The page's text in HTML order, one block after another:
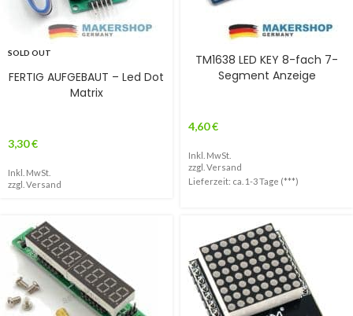
SOLD OUT
FERTIG AUFGEBAUT – Led Dot
Matrix
3,30€
Inkl. MwSt.
zzgl. Versand
TM1638 LED KEY 8-fach 7-
Segment Anzeige
4,60€
Inkl. MwSt.
zzgl. Versand
Lieferzeit: ca. 1-3 Tage (***)